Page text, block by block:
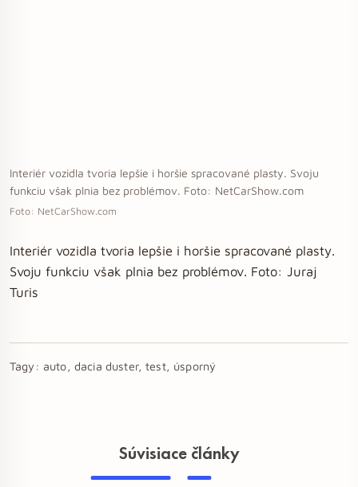
Interiér vozidla tvoria lepšie i horšie spracované plasty. Svoju
funkciu však plnia bez problémov. Foto: NetCarShow.com
Foto: NetCarShow.com
Interiér vozidla tvoria lepšie i horšie spracované plasty.
Svoju funkciu však plnia bez problémov. Foto: Juraj
Turis
Tagy: auto, dacia duster, test, úsporný
Súvisiace články